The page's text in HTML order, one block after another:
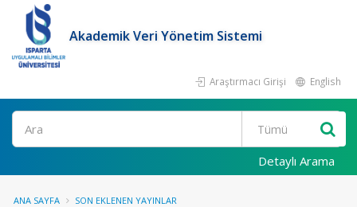
Akademik Veri Yönetim Sistemi
Araştırmacı Girişi English
Ara
Detaylı Arama
ANA SAYFA SON EKLENEN YAYINLAR